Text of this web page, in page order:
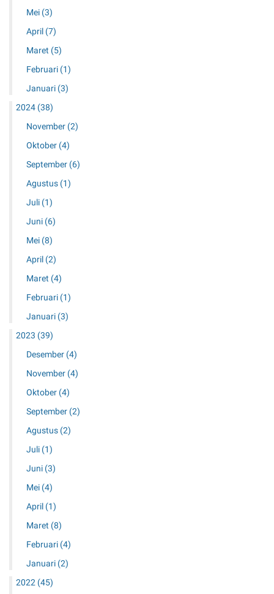
Mei (3)
April (7)
Maret (5)
Februari (1)
Januari (3)
2024 (38)
November (2)
Oktober (4)
September (6)
Agustus (1)
Juli (1)
Juni (6)
Mei (8)
April (2)
Maret (4)
Februari (1)
Januari (3)
2023 (39)
Desember (4)
November (4)
Oktober (4)
September (2)
Agustus (2)
Juli (1)
Juni (3)
Mei (4)
April (1)
Maret (8)
Februari (4)
Januari (2)
2022 (45)